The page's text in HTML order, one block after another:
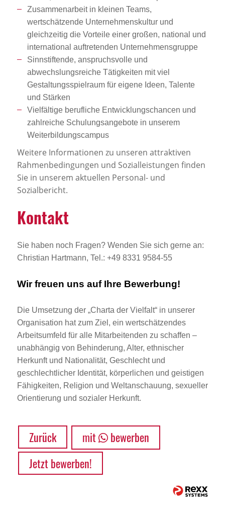
Zusammenarbeit in kleinen Teams,
wertschätzende Unternehmenskultur und
gleichzeitig die Vorteile einer großen, national und
international auftretenden Unternehmensgruppe
Sinnstiftende, anspruchsvolle und
abwechslungsreiche Tätigkeiten mit viel
Gestaltungsspielraum für eigene Ideen, Talente
und Stärken
Vielfältige berufliche Entwicklungschancen und
zahlreiche Schulungsangebote in unserem
Weiterbildungscampus
Weitere Informationen zu unseren attraktiven
Rahmenbedingungen und Sozialleistungen finden
Sie in unserem aktuellen Personal- und
Sozialbericht.
Kontakt
Sie haben noch Fragen? Wenden Sie sich gerne an:
Christian Hartmann, Tel.: +49 8331 9584-55
Wir freuen uns auf Ihre Bewerbung!
Die Umsetzung der „Charta der Vielfalt“ in unserer
Organisation hat zum Ziel, ein wertschätzendes
Arbeitsumfeld für alle Mitarbeitenden zu schaffen –
unabhängig von Behinderung, Alter, ethnischer
Herkunft und Nationalität, Geschlecht und
geschlechtlicher Identität, körperlichen und geistigen
Fähigkeiten, Religion und Weltanschauung, sexueller
Orientierung und sozialer Herkunft.
Zurück mit
bewerben
Jetzt bewerben!